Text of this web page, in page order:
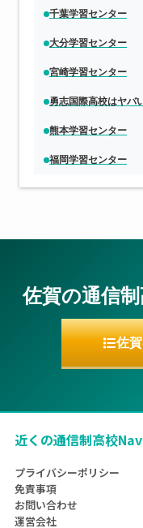
千葉学習センター
大分学習センター
宮崎学習センター
勇志国際高校はヤバ
熊本学習センター
福岡学習センター
佐賀の通信
佐
近くの通信制高校
プライバシーポリシー
免責事項
お問い合わせ
運営会社